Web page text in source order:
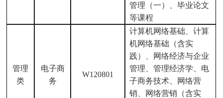
管理（一）、毕业论文
等课程
管理
类
电子商
务
W120801
计算机网络基础、计算
机网络基础（含实
践）、网络经济与企业
管理、管理经济学、电
子商务技术、网络营
销、网络营销（含实